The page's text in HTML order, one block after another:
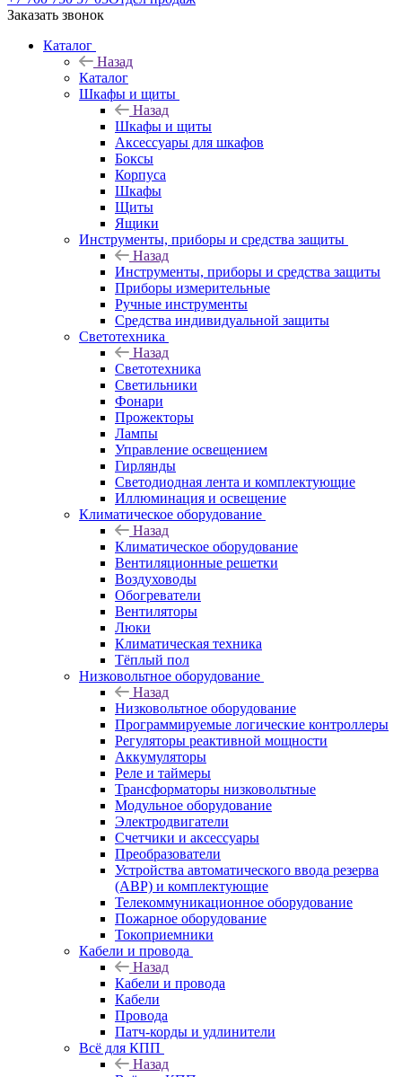
Заказать звонок
Каталог
Назад
Каталог
Шкафы и щиты
Назад
Шкафы и щиты
Аксессуары для шкафов
Боксы
Корпуса
Шкафы
Щиты
Ящики
Инструменты, приборы и средства защиты
Назад
Инструменты, приборы и средства защиты
Приборы измерительные
Ручные инструменты
Средства индивидуальной защиты
Светотехника
Назад
Светотехника
Светильники
Фонари
Прожекторы
Лампы
Управление освещением
Гирлянды
Светодиодная лента и комплектующие
Иллюминация и освещение
Климатическое оборудование
Назад
Климатическое оборудование
Вентиляционные решетки
Воздуховоды
Обогреватели
Вентиляторы
Люки
Климатическая техника
Тёплый пол
Низковольтное оборудование
Назад
Низковольтное оборудование
Программируемые логические контроллеры
Регуляторы реактивной мощности
Аккумуляторы
Реле и таймеры
Трансформаторы низковольтные
Модульное оборудование
Электродвигатели
Счетчики и аксессуары
Преобразователи
Устройства автоматического ввода резерва
(АВР) и комплектующие
Телекоммуникационное оборудование
Пожарное оборудование
Токоприемники
Кабели и провода
Назад
Кабели и провода
Кабели
Провода
Патч-корды и удлинители
Всё для КПП
Назад